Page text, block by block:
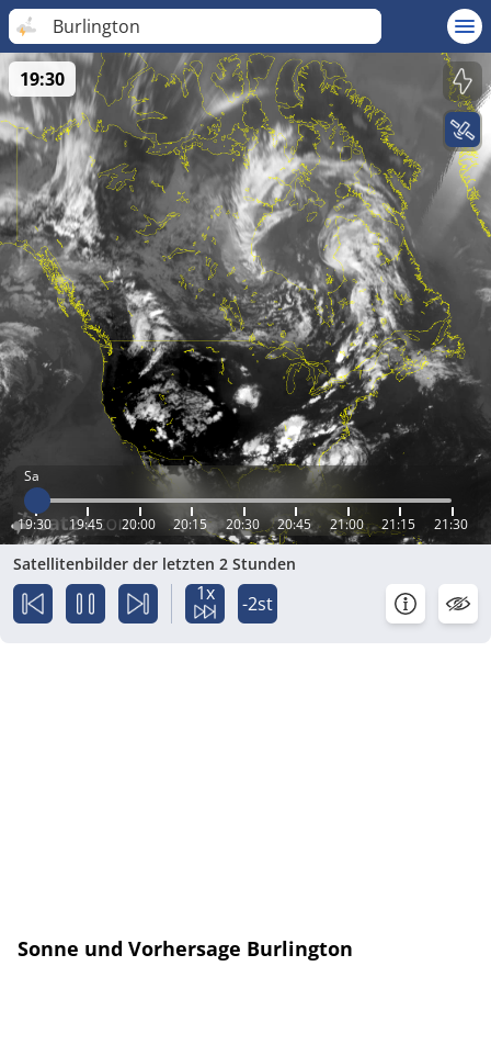
Burlington
Sa
19:30 19:45 20:00 20:15 20:30 20:45 21:00 21:15 21:30
19:30
Satellitenbilder der letzten 2 Stunden
1x -2st
Sonne und Vorhersage Burlington